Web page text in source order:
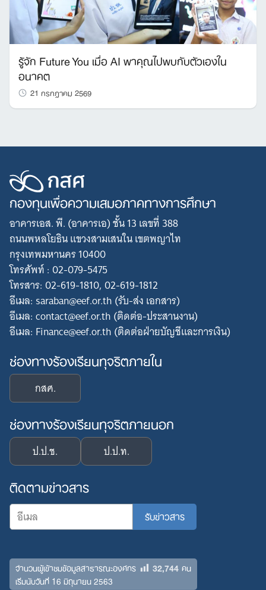
รู้จัก Future You เมื่อ AI พาคุณไปพบกับตัวเองใน
อนาคต
21 กรกฎาคม 2569
กองทุนเพื่อความเสมอภาคทางการศึกษา
อาคารเอส. พี. (อาคารเอ) ชั้น 13 เลขที่ 388
ถนนพหลโยธิน แขวงสามเสนใน เขตพญาไท
กรุงเทพมหานคร 10400
โทรศัพท์ : 02-079-5475
โทรสาร: 02-619-1810, 02-619-1812
อีเมล: saraban@eef.or.th (รับ-ส่ง เอกสาร)
อีเมล: contact@eef.or.th (ติดต่อ-ประสานงาน)
อีเมล: Finance@eef.or.th (ติดต่อฝ่ายบัญชีและการเงิน)
ช่องทางร้องเรียนทุจริตภายใน
กสศ.
ช่องทางร้องเรียนทุจริตภายนอก
ป.ป.ช. ป.ป.ท.
ติดตามข่าวสาร
จำนวนผู้เข้าชมข้อมูลสาธารณะองค์กร 32,744คน
เริ่มนับวันที่ 16 มิถุนายน 2563